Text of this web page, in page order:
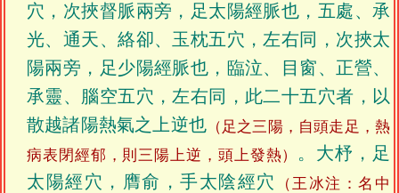
穴，次挾督脈兩旁，足太陽經脈也，五處、承
光、通天、絡卻、玉枕五穴，左右同，次挾太
陽兩旁，足少陽經脈也，臨泣、目窗、正營、
承靈、腦空五穴，左右同，此二十五穴者，以
散越諸陽熱氣之上逆也（足之三陽，自頭走足，熱
病表閉經郁，則三陽上逆，頭上發熱） 。大杼，足
太陽經穴，膺俞，手太陰經穴
（王冰注：名中